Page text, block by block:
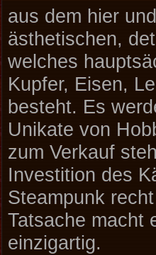
aus dem hier
ästhetischen,
welches
Kupfer, Eisen,
besteht. Es
Unikate von
zum Verkauf
Investition des
Steampunk
Tatsache macht
einzigartig.